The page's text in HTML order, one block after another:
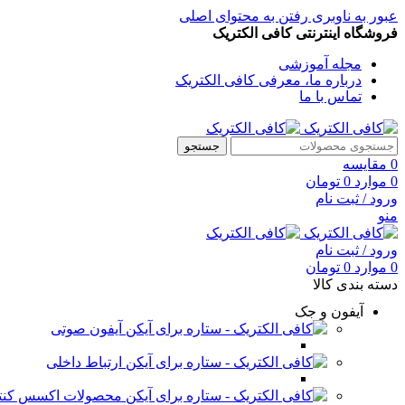
عبور به ناوبری رفتن به محتوای اصلی
فروشگاه اینترنتی کافی الکتریک
مجله آموزشی
درباره ما، معرفی کافی الکتریک
تماس با ما
جستجو
0 مقایسه
0 موارد 0 تومان
ورود / ثبت نام
منو
ورود / ثبت نام
0 موارد 0 تومان
دسته بندی کالا
آیفون و جک
آیفون صوتی
ارتباط داخلی
محصولات اکسس